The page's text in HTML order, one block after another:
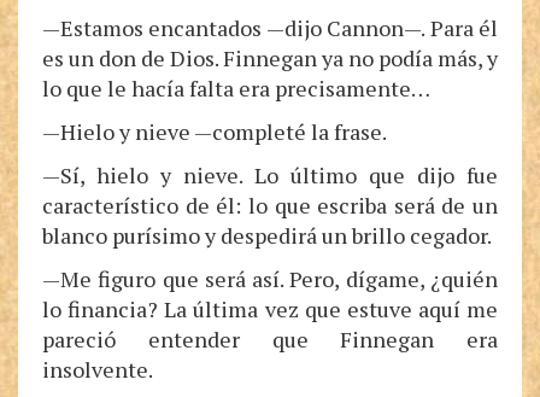
—Estamos encantados —dijo Cannon—. Para él
es un don de Dios. Finnegan ya no podía más, y
lo que le hacía falta era precisamente…
—Hielo y nieve —completé la frase.
—Sí, hielo y nieve. Lo último que dijo fue
característico de él: lo que escriba será de un
blanco purísimo y despedirá un brillo cegador.
—Me figuro que será así. Pero, dígame, ¿quién
lo financia? La última vez que estuve aquí me
pareció entender que Finnegan era
insolvente.